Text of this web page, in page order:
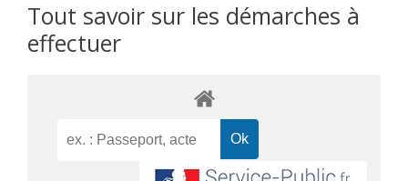
Tout savoir sur les démarches à
effectuer